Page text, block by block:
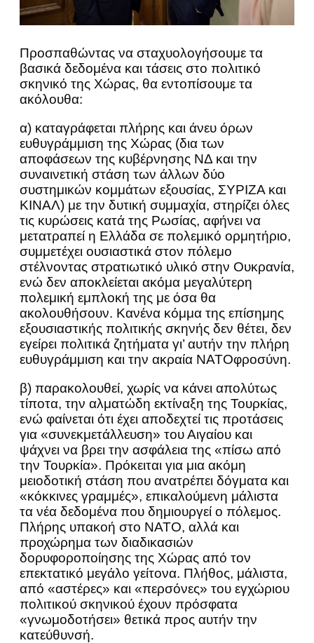
Προσπαθώντας να σταχυολογήσουμε τα
βασικά δεδομένα και τάσεις στο πολιτικό
σκηνικό της Χώρας, θα εντοπίσουμε τα
ακόλουθα:
α) καταγράφεται πλήρης και άνευ όρων
ευθυγράμμιση της Χώρας (δια των
αποφάσεων της κυβέρνησης ΝΔ και την
συναινετική στάση των άλλων δύο
συστημικών κομμάτων εξουσίας, ΣΥΡΙΖΑ και
ΚΙΝΑΛ) με την δυτική συμμαχία, στηρίζει όλες
τις κυρώσεις κατά της Ρωσίας, αφήνει να
μετατραπεί η Ελλάδα σε πολεμικό ορμητήριο,
συμμετέχει ουσιαστικά στον πόλεμο
στέλνοντας στρατιωτικό υλικό στην Ουκρανία,
ενώ δεν αποκλείεται ακόμα μεγαλύτερη
πολεμική εμπλοκή της με όσα θα
ακολουθήσουν. Κανένα κόμμα της επίσημης
εξουσιαστικής πολιτικής σκηνής δεν θέτει, δεν
εγείρει πολιτικά ζητήματα γι’ αυτήν την πλήρη
ευθυγράμμιση και την ακραία ΝΑΤΟφροσύνη.
β) παρακολουθεί, χωρίς να κάνει απολύτως
τίποτα, την αλματώδη εκτίναξη της Τουρκίας,
ενώ φαίνεται ότι έχει αποδεχτεί τις προτάσεις
για «συνεκμετάλλευση» του Αιγαίου και
ψάχνει να βρει την ασφάλεια της «πίσω από
την Τουρκία». Πρόκειται για μια ακόμη
μειοδοτική στάση που ανατρέπει δόγματα και
«κόκκινες γραμμές», επικαλούμενη μάλιστα
τα νέα δεδομένα που δημιουργεί ο πόλεμος.
Πλήρης υπακοή στο ΝΑΤΟ, αλλά και
προχώρημα των διαδικασιών
δορυφοροποίησης της Χώρας από τον
επεκτατικό μεγάλο γείτονα. Πλήθος, μάλιστα,
από «αστέρες» και «περσόνες» του εγχώριου
πολιτικού σκηνικού έχουν πρόσφατα
«γνωμοδοτήσει» θετικά προς αυτήν την
κατεύθυνσή.